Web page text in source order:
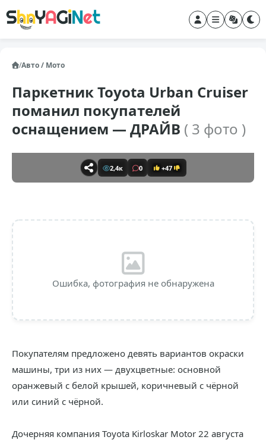
/Авто / Мото
Паркетник Toyota Urban Cruiser
поманил покупателей
оснащением — ДРАЙВ ( 3 фото )
2,4к 0 +47
Ошибка, фотография не обнаружена
Покупателям предложено девять вариантов окраски
машины, три из них — двухцветные: основной
оранжевый с белой крышей, коричневый с чёрной
или синий с чёрной.
Дочерняя компания Toyota Kirloskar Motor 22 августа